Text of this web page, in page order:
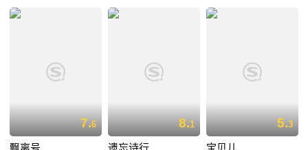
7.6 8.1 5.3